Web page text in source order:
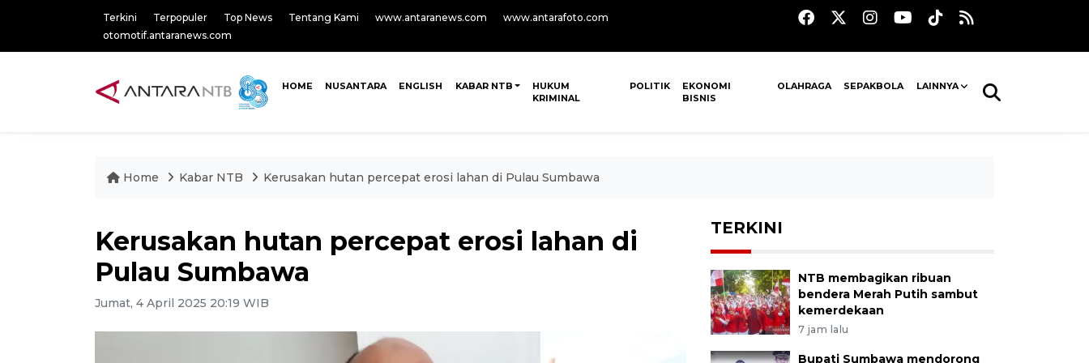
Terkini Terpopuler Top News Tentang Kami www.antaranews.com
www.antarafoto.com
otomotif.antaranews.com
HOME NUSANTARA ENGLISH KABAR NTB
HUKUM
KRIMINAL
POLITIK
EKONOMI
BISNIS
OLAHRAGA SEPAKBOLA LAINNYA
Home Kabar NTB Kerusakan hutan percepat erosi lahan di Pulau Sumbawa
Kerusakan hutan percepat erosi lahan di
Pulau Sumbawa
Jumat, 4 April 2025 20:19 WIB
TERKINI
NTB membagikan ribuan
bendera Merah Putih sambut
kemerdekaan
7 jam lalu
Bupati Sumbawa mendorong